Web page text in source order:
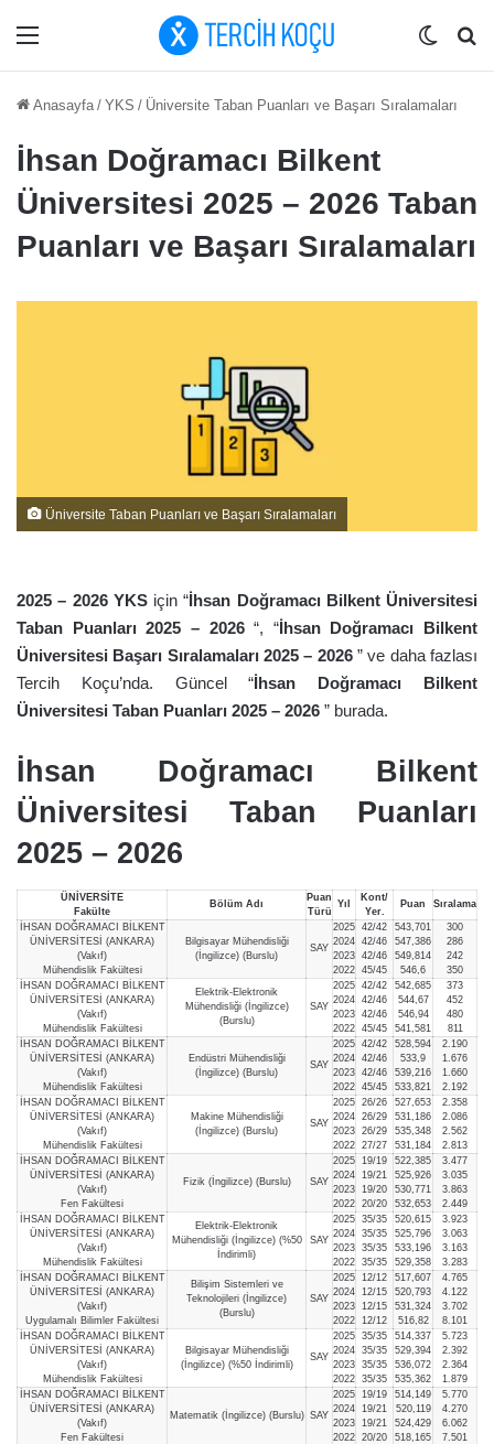
Menü Dış
Anasayfa / YKS / Üniversite Taban Puanları ve Başarı Sıralamaları
İhsan Doğramacı Bilkent
Üniversitesi 2025 – 2026 Taban
Puanları ve Başarı Sıralamaları
Üniversite Taban Puanları ve Başarı Sıralamaları
2025 – 2026 YKSiçin “İhsan Doğramacı Bilkent Üniversitesi
Taban Puanları 2025 – 2026“, “İhsan Doğramacı Bilkent
Üniversitesi Başarı Sıralamaları 2025 – 2026 ” ve daha fazlası
Tercih Koçu’nda. Güncel “İhsan Doğramacı Bilkent
Üniversitesi Taban Puanları 2025 – 2026 ” burada.
İhsan Doğramacı Bilkent
Üniversitesi Taban Puanları
2025 – 2026
ÜNİVERSİTE
Fakülte
Bölüm Adı
Puan
Türü
Yıl
Kont/
Yer.
Puan Sıralama
İHSAN DOĞRAMACI BİLKENT
ÜNİVERSİTESİ (ANKARA)
(Vakıf)
Mühendislik Fakültesi
Bilgisayar Mühendisliği
(İngilizce) (Burslu)
SAY
2025
2024
2023
2022
42/42
42/46
42/46
45/45
543,701
547,386
549,814
546,6
300
286
242
350
İHSAN DOĞRAMACI BİLKENT
ÜNİVERSİTESİ (ANKARA)
(Vakıf)
Mühendislik Fakültesi
Elektrik-Elektronik
Mühendisliği (İngilizce)
(Burslu)
SAY
2025
2024
2023
2022
42/42
42/46
42/46
45/45
542,685
544,67
546,94
541,581
373
452
480
811
İHSAN DOĞRAMACI BİLKENT
ÜNİVERSİTESİ (ANKARA)
(Vakıf)
Mühendislik Fakültesi
Endüstri Mühendisliği
(İngilizce) (Burslu)
SAY
2025
2024
2023
2022
42/42
42/46
42/46
45/45
528,594
533,9
539,216
533,821
2.190
1.676
1.660
2.192
İHSAN DOĞRAMACI BİLKENT
ÜNİVERSİTESİ (ANKARA)
(Vakıf)
Mühendislik Fakültesi
Makine Mühendisliği
(İngilizce) (Burslu)
SAY
2025
2024
2023
2022
26/26
26/29
26/29
27/27
527,653
531,186
535,348
531,184
2.358
2.086
2.562
2.813
İHSAN DOĞRAMACI BİLKENT
ÜNİVERSİTESİ (ANKARA)
(Vakıf)
Fen Fakültesi
Fizik (İngilizce) (Burslu) SAY
2025
2024
2023
2022
19/19
19/21
19/20
20/20
522,385
525,926
530,771
532,653
3.477
3.035
3.863
2.449
İHSAN DOĞRAMACI BİLKENT
ÜNİVERSİTESİ (ANKARA)
(Vakıf)
Mühendislik Fakültesi
Elektrik-Elektronik
Mühendisliği (İngilizce) (%50
İndirimli)
SAY
2025
2024
2023
2022
35/35
35/35
35/35
35/35
520,615
525,796
533,196
529,358
3.923
3.063
3.163
3.283
İHSAN DOĞRAMACI BİLKENT
ÜNİVERSİTESİ (ANKARA)
(Vakıf)
Uygulamalı Bilimler Fakültesi
Bilişim Sistemleri ve
Teknolojileri (İngilizce)
(Burslu)
SAY
2025
2024
2023
2022
12/12
12/15
12/15
12/12
517,607
520,793
531,324
516,82
4.765
4.122
3.702
8.101
İHSAN DOĞRAMACI BİLKENT
ÜNİVERSİTESİ (ANKARA)
(Vakıf)
Mühendislik Fakültesi
Bilgisayar Mühendisliği
(İngilizce) (%50 İndirimli)
SAY
2025
2024
2023
2022
35/35
35/35
35/35
35/35
514,337
529,394
536,072
535,362
5.723
2.392
2.364
1.879
İHSAN DOĞRAMACI BİLKENT
ÜNİVERSİTESİ (ANKARA)
(Vakıf)
Fen Fakültesi
Matematik (İngilizce) (Burslu) SAY
2025
2024
2023
2022
19/19
19/21
19/21
20/20
514,149
520,119
524,429
518,165
5.770
4.270
6.062
7.501